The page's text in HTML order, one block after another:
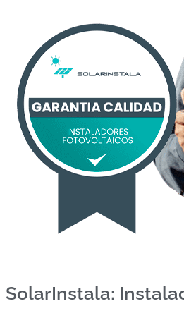
SolarInstala: